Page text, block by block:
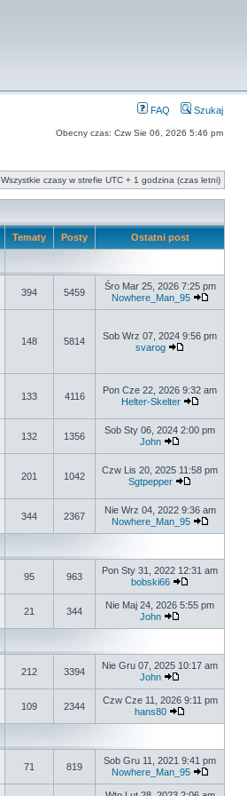
FAQ Szukaj
Obecny czas: Czw Sie 06, 2026 5:46 pm
Wszystkie czasy w strefie UTC + 1 godzina (czas letni)
Tematy Posty Ostatni post
394 5459
Śro Mar 25, 2026 7:25 pm
Nowhere_Man_95
148 5814
Sob Wrz 07, 2024 9:56 pm
svarog
133 4116
Pon Cze 22, 2026 9:32 am
Helter-Skelter
132 1356
Sob Sty 06, 2024 2:00 pm
John
201 1042
Czw Lis 20, 2025 11:58 pm
Sgtpepper
344 2367
Nie Wrz 04, 2022 9:36 am
Nowhere_Man_95
95 963
Pon Sty 31, 2022 12:31 am
bobski66
21 344
Nie Maj 24, 2026 5:55 pm
John
212 3394
Nie Gru 07, 2025 10:17 am
John
109 2344
Czw Cze 11, 2026 9:11 pm
hans80
71 819
Sob Gru 11, 2021 9:41 pm
Nowhere_Man_95